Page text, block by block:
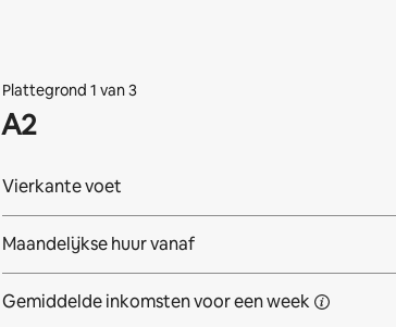
Plattegrond 1 van 3
A2
Vierkante voet
Maandelijkse huur vanaf
Gemiddelde inkomsten voor eenweek